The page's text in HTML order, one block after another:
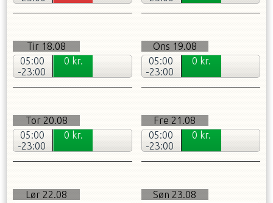
Tir 18.08
05:00
-23:00
0 kr.
Ons 19.08
05:00
-23:00
0 kr.
Tor 20.08
05:00
-23:00
0 kr.
Fre 21.08
05:00
-23:00
0 kr.
Lør 22.08
Søn 23.08